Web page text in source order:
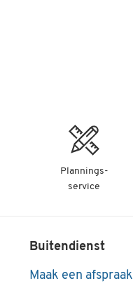
Plannings-
service
Buitendienst
Maak een afspraak